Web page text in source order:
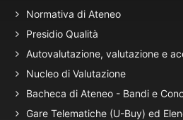
Normativa di Ateneo
Presidio Qualità
Autovalutazione, valutazione e
Nucleo di Valutazione
Bacheca di Ateneo - Bandi e
Gare Telematiche (U-Buy) ed